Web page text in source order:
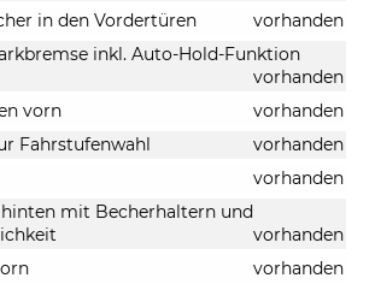
in den Vordertüren
vorhanden
inkl. Auto-Hold-Funktion
vorhanden
vorn
vorhanden
Fahrstufenwahl
vorhanden
vorhanden
mit Becherhaltern und
vorhanden
vorhanden